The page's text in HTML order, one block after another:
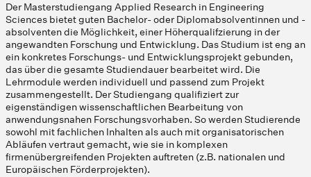
Der Masterstudiengang Applied Research in Engineering
Sciences bietet guten Bachelor- oder Diplomabsolventinnen und -
absolventen die Möglichkeit, einer Höherqualifzierung in der
angewandten Forschung und Entwicklung. Das Studium ist eng an
ein konkretes Forschungs- und Entwicklungsprojekt gebunden,
das über die gesamte Studiendauer bearbeitet wird. Die
Lehrmodule werden individuell und passend zum Projekt
zusammengestellt. Der Studiengang qualifiziert zur
eigenständigen wissenschaftlichen Bearbeitung von
anwendungsnahen Forschungsvorhaben. So werden Studierende
sowohl mit fachlichen Inhalten als auch mit organisatorischen
Abläufen vertraut gemacht, wie sie in komplexen
firmenübergreifenden Projekten auftreten (z.B. nationalen und
Europäischen Förderprojekten).